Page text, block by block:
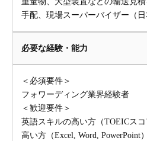
手配、現場スーパーバイザー（
必要な経験・能力
＜必須要件＞
フォワーディング業界経験者
＜歓迎要件＞
英語スキルの高い方（TOEICス
高い方（Excel, Word, PowerPoint）